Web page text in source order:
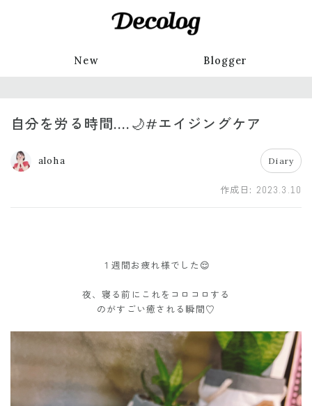
New Blogger
自分を労る時間....🌙#エイジングケア
aloha Diary
作成日: 2023.3.10
１週間お疲れ様でした😌
夜、寝る前にこれをコロコロする
のがすごい癒される瞬間♡